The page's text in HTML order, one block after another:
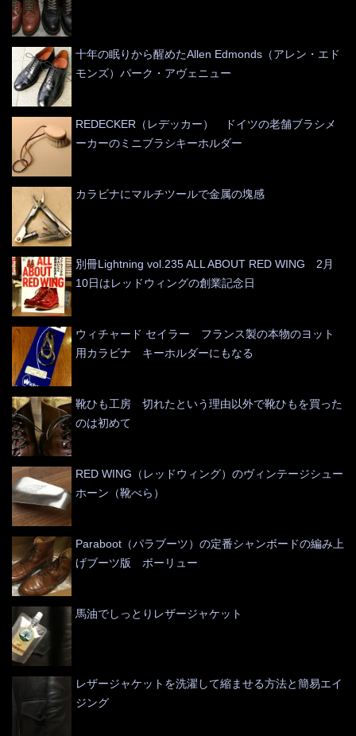
十年の眠りから醒めたAllen Edmonds（アレン・エド
モンズ）パーク・アヴェニュー
REDECKER（レデッカー） ドイツの老舗ブラシメ
ーカーのミニブラシキーホルダー
カラビナにマルチツールで金属の塊感
別冊Lightning vol.235 ALL ABOUT RED WING 2月
10日はレッドウィングの創業記念日
ウィチャード セイラー フランス製の本物のヨット
用カラビナ キーホルダーにもなる
靴ひも工房 切れたという理由以外で靴ひもを買った
のは初めて
RED WING（レッドウィング）のヴィンテージシュー
ホーン（靴べら）
Paraboot（パラブーツ）の定番シャンボードの編み上
げブーツ版 ボーリュー
馬油でしっとりレザージャケット
レザージャケットを洗濯して縮ませる方法と簡易エイ
ジング